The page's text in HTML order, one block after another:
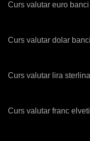
Curs valutar euro
Curs valutar dolar
Curs valutar lira
Curs valutar franc